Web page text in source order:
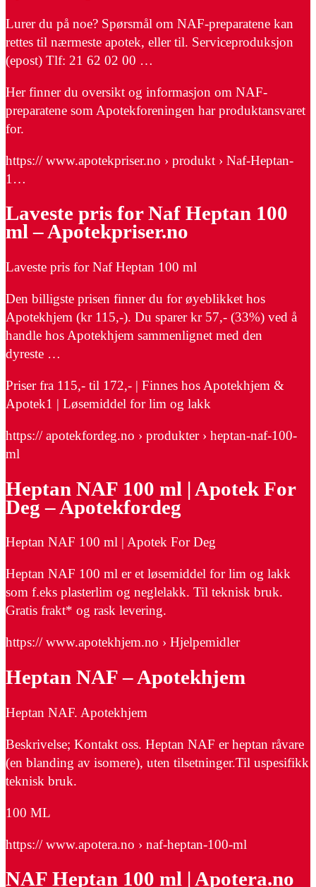
Lurer du på noe? Spørsmål om NAF-preparatene kan
rettes til nærmeste apotek, eller til. Serviceproduksjon
(epost) Tlf: 21 62 02 00 …
Her finner du oversikt og informasjon om NAF-
preparatene som Apotekforeningen har produktansvaret
for.
https:// www.apotekpriser.no › produkt › Naf-Heptan-
1…
Laveste pris for Naf Heptan 100
ml – Apotekpriser.no
Laveste pris for Naf Heptan 100 ml
Den billigste prisen finner du for øyeblikket hos
Apotekhjem (kr 115,-). Du sparer kr 57,- (33%) ved å
handle hos Apotekhjem sammenlignet med den
dyreste …
Priser fra 115,- til 172,- | Finnes hos Apotekhjem &
Apotek1 | Løsemiddel for lim og lakk
https:// apotekfordeg.no › produkter › heptan-naf-100-
ml
Heptan NAF 100 ml | Apotek For
Deg – Apotekfordeg
Heptan NAF 100 ml | Apotek For Deg
Heptan NAF 100 ml er et løsemiddel for lim og lakk
som f.eks plasterlim og neglelakk. Til teknisk bruk.
Gratis frakt* og rask levering.
https:// www.apotekhjem.no › Hjelpemidler
Heptan NAF – Apotekhjem
Heptan NAF. Apotekhjem
Beskrivelse; Kontakt oss. Heptan NAF er heptan råvare
(en blanding av isomere), uten tilsetninger.Til uspesifikk
teknisk bruk.
100 ML
https:// www.apotera.no › naf-heptan-100-ml
NAF Heptan 100 ml | Apotera.no